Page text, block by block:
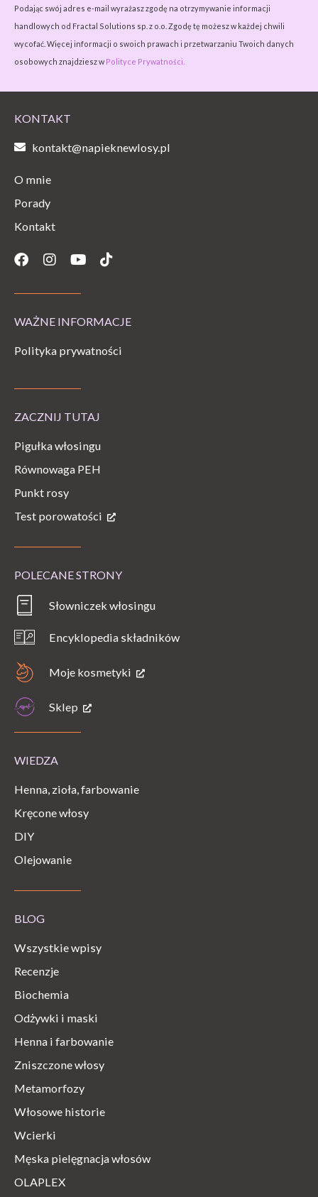
Podając swój adres e-mail wyrażasz zgodę na otrzymywanie informacji
handlowych od Fractal Solutions sp. z o.o. Zgodę tę możesz w każdej chwili
wycofać. Więcej informacji o swoich prawach i przetwarzaniu Twoich danych
osobowych znajdziesz w Polityce Prywatności.
KONTAKT
kontakt@napieknewlosy.pl
O mnie
Porady
Kontakt
Facebook
Instagram
YoutubeTiktok
WAŻNE INFORMACJE
Polityka prywatności
ZACZNIJ TUTAJ
Pigułka włosingu
Równowaga PEH
Punkt rosy
Test porowatości
POLECANE STRONY
Słowniczek włosingu
Encyklopedia składników
Moje kosmetyki
Sklep
WIEDZA
Henna, zioła, farbowanie
Kręcone włosy
DIY
Olejowanie
BLOG
Wszystkie wpisy
Recenzje
Biochemia
Odżywki i maski
Henna i farbowanie
Zniszczone włosy
Metamorfozy
Włosowe historie
Wcierki
Męska pielęgnacja włosów
OLAPLEX